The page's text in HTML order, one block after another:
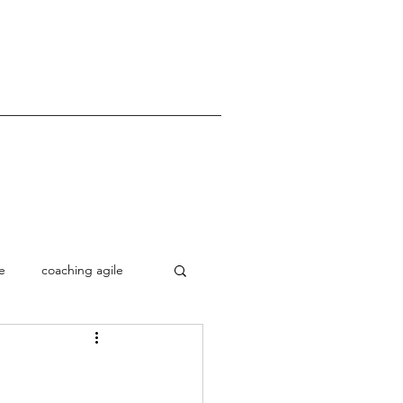
coaching agile